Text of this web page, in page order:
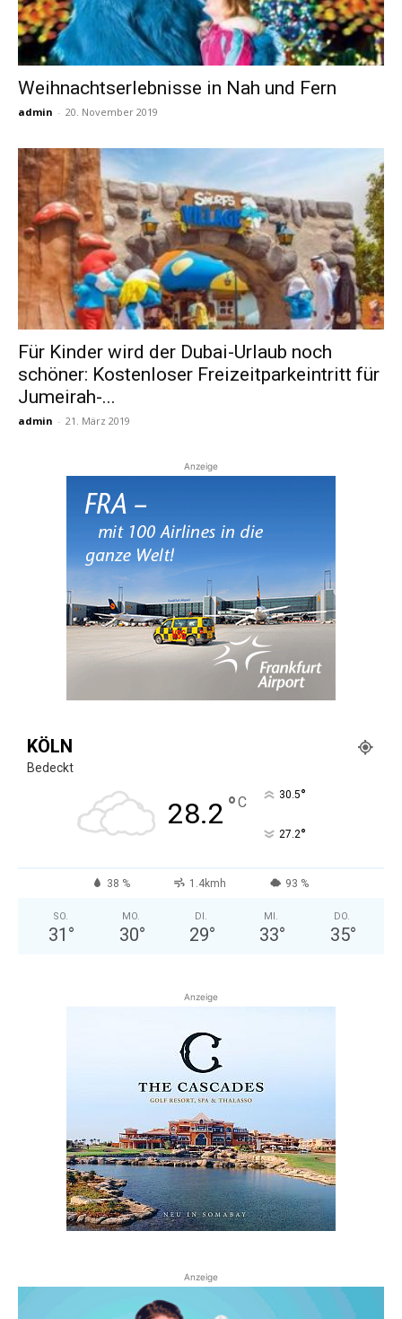
Weihnachtserlebnisse in Nah und Fern
admin - 20. November 2019
Für Kinder wird der Dubai-Urlaub noch
schöner: Kostenloser Freizeitparkeintritt für
Jumeirah-...
admin - 21. März 2019
Anzeige
KÖLN
Bedeckt
28.2 °C 30.5°
27.2°
38 % 1.4kmh 93 %
SO.
31 °
MO.
30°
DI.
29°
MI.
33°
DO.
35°
Anzeige
Anzeige